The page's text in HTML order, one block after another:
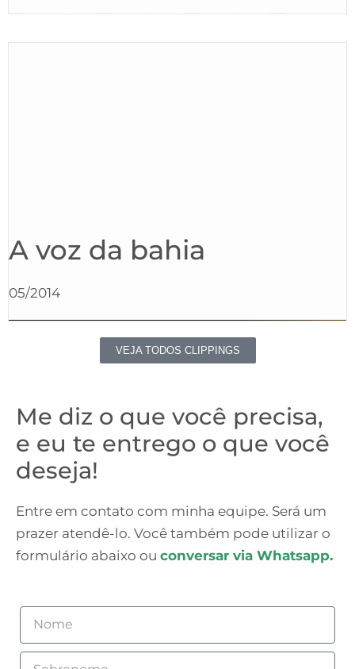
A voz da bahia
05/2014
VEJA TODOS CLIPPINGS
Me diz o que você precisa,
e eu te entrego o que você
deseja!
Entre em contato com minha equipe. Será um
prazer atendê-lo. Você também pode utilizar o
formulário abaixo ou conversar via Whatsapp.
Nome
Sobrenome